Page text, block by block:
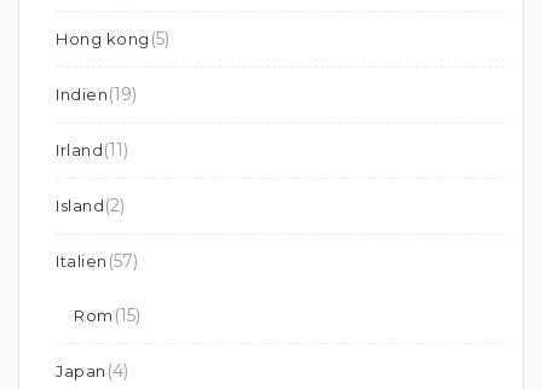
Hong kong (5)
Indien(19)
Irland(11)
Island(2)
Italien (57)
Rom (15)
Japan (4)